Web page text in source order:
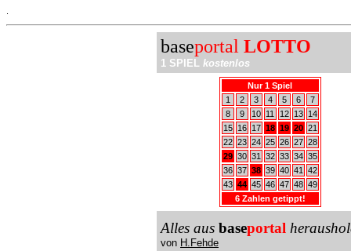
baseportal LOTTO
1 SPIEL kostenlos
Nur 1 Spiel
1
2 3 4 5 6
7
8
9 10 11 12 13
14
15
16 17 18 19 20 21
22 23 24 25 26 27 28
29 30 31 32 33 34 35
36 37 38 39 40 41
42
43 44 45 46 47 48 49
6 Zahlen getippt!
Alles aus baseportal
von H.Fehde